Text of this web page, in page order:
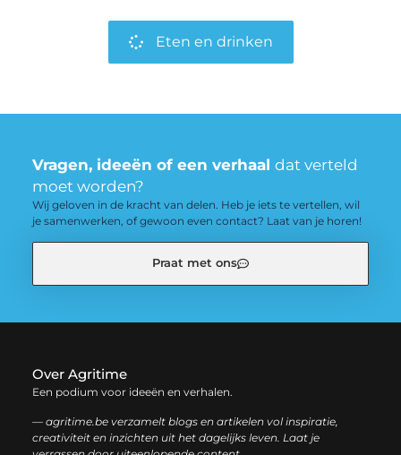
Eten en drinken
Vragen, ideeën of een verhaal dat verteld
moet worden?
Wij geloven in de kracht van delen. Heb je iets te vertellen, wil
je samenwerken, of gewoon even contact? Laat van je horen!
Praat met ons
Over Agritime
Een podium voor ideeën en verhalen.
— agritime.be verzamelt blogs en artikelen vol inspiratie,
creativiteit en inzichten uit het dagelijks leven. Laat je